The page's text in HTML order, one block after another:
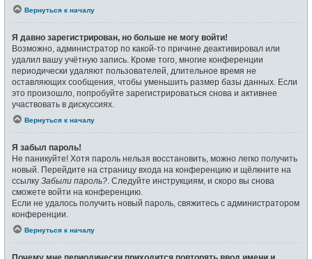
Вернуться к началу
Я давно зарегистрирован, но больше не могу войти!
Возможно, администратор по какой-то причине деактивировал или
удалил вашу учётную запись. Кроме того, многие конференции
периодически удаляют пользователей, длительное время не
оставляющих сообщения, чтобы уменьшить размер базы данных. Если
это произошло, попробуйте зарегистрироваться снова и активнее
участвовать в дискуссиях.
Вернуться к началу
Я забыл пароль!
Не паникуйте! Хотя пароль нельзя восстановить, можно легко получить
новый. Перейдите на страницу входа на конференцию и щёлкните на
ссылку Забыли пароль? . Следуйте инструкциям, и скоро вы снова
сможете войти на конференцию.
Если не удалось получить новый пароль, свяжитесь с администратором
конференции.
Вернуться к началу